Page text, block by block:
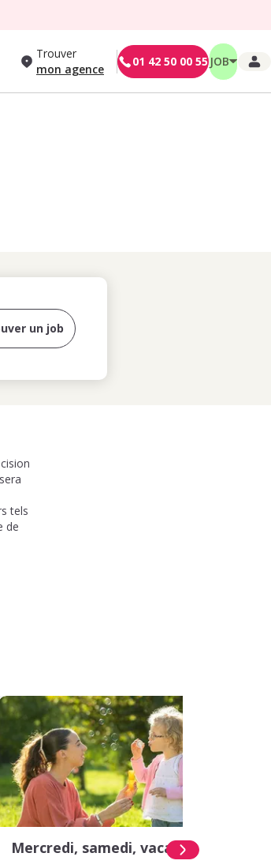
Trouver
mon agence
01 42 50 00 55 JOB
un job
tels
de
Mercredi, samedi, vacances